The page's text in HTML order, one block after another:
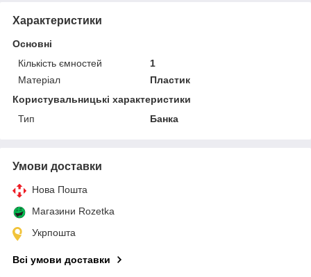
Характеристики
Основні
Кількість ємностей
1
Матеріал
Пластик
Користувальницькі характеристики
Тип
Банка
Умови доставки
Нова Пошта
Магазини Rozetka
Укрпошта
Всі умови доставки